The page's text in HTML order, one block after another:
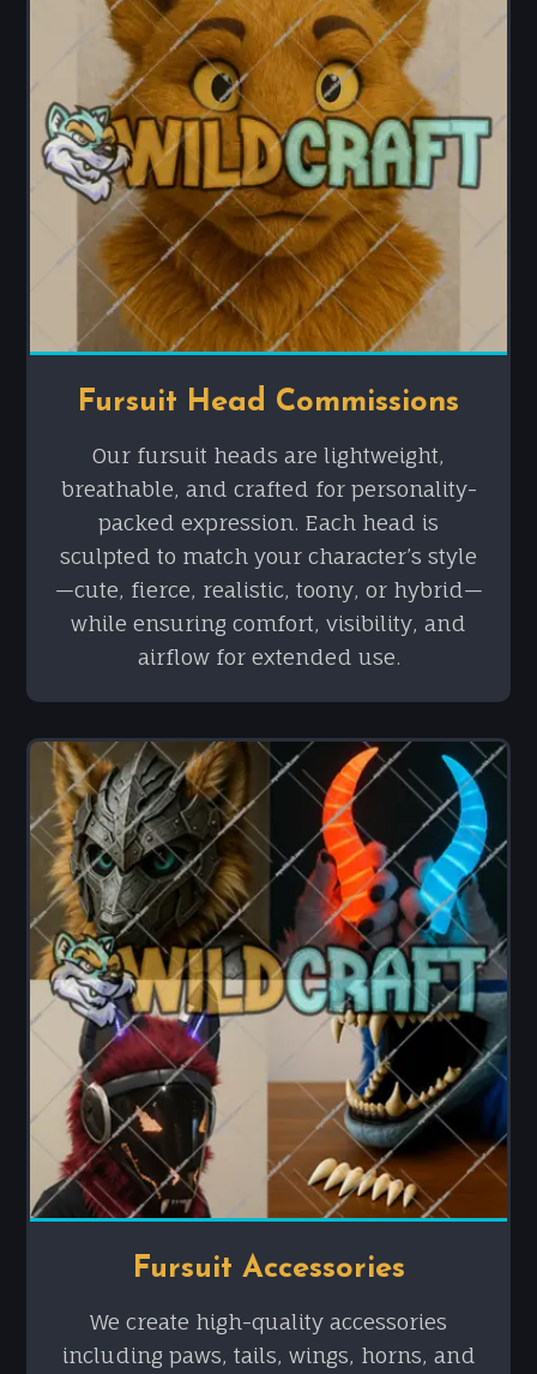
Fursuit Head Commissions
Our fursuit heads are lightweight,
breathable, and crafted for personality-
packed expression. Each head is
sculpted to match your character’s style
—cute, fierce, realistic, toony, or hybrid—
while ensuring comfort, visibility, and
airflow for extended use.
Fursuit Accessories
We create high-quality accessories
including paws, tails, wings, horns, and